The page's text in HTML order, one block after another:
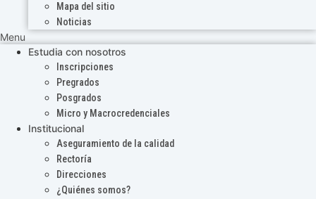
Mapa del sitio
Noticias
Menu
Estudia con nosotros
Inscripciones
Pregrados
Posgrados
Micro y Macrocredenciales
Institucional
Aseguramiento de la calidad
Rectoría
Direcciones
¿Quiénes somos?